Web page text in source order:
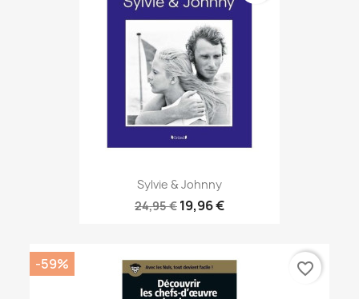
Sylvie & Johnny
24,95 € 19,96 €
-59% favorite_border